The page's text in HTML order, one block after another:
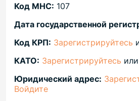
Код МНС: 107
Дата государственной
Код КРП: Зарегистрируйтесь
КАТО: Зарегистрируйтесь или
Юридический адрес:
Войдите